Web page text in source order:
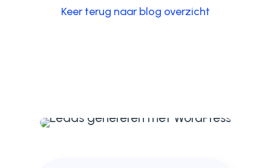
Keer terug naar blog overzicht